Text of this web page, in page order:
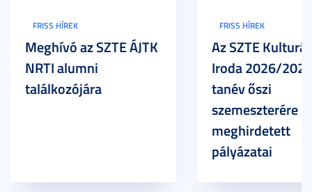
FRISS HÍREK
Meghívó az SZTE ÁJTK
NRTI alumni
találkozójára
FRISS HÍREK
Az SZTE
Iroda 2026/
tanév őszi
szemeszterére
meghirdetett
pályázatai